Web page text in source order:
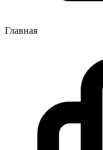
Главная